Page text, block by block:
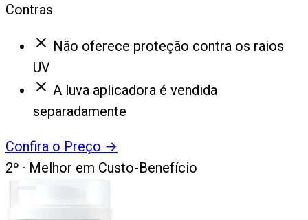
Contras
Não oferece proteção contra os raios
UV
A luva aplicadora é vendida
separadamente
Confira o Preço →
2º · Melhor em Custo-Benefício